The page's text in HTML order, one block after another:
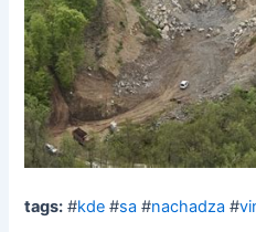
tags: #kde #sa #nachadza #